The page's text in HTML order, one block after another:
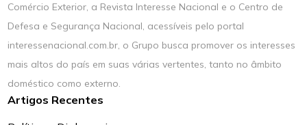
Comércio Exterior, a Revista Interesse Nacional e o Centro de
Defesa e Segurança Nacional, acessíveis pelo portal
interessenacional.com.br, o Grupo busca promover os interesses
mais altos do país em suas várias vertentes, tanto no âmbito
doméstico como externo.
Artigos Recentes